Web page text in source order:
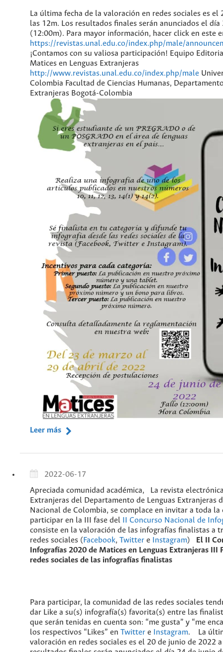
La última fecha de la valoración en redes sociales es el
las 12m. Los resultados finales serán anunciados el
(12:00m). Para mayor información, hacer click en este
https://revistas.unal.edu.co/index.php/male/
¡Contamos con su valiosa participación! Equipo
Matices en Lenguas Extranjeras
http://www.revistas.unal.edu.co/index.php/male
Colombia Facultad de Ciencias Humanas,
Extranjeras Bogotá-Colombia
Leer más
2022-06-17
Apreciada comunidad académica, La revista
Extranjeras del Departamento de Lenguas Extranjeras
Nacional de Colombia, se complace en invitar a toda la
participar en la III fase del
II Concurso Nacional de
consiste en la valoración de las infografías finalistas a
redes sociales ( Facebook, Twitter e Instagram)
El II
Infografías 2020 de Matices en Lenguas Extranjeras
III
redes sociales de las infografías finalistas
Para participar, la comunidad de las redes sociales
dar Like a su(s) infografía(s) favorita(s) entre las
que serán tenidas en cuenta son: “me gusta” y “me
los respectivos “Likes” en Twitter e Instagram. La
valoración en redes sociales es el 20 de junio de 2022